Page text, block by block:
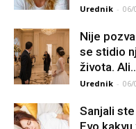
Urednik - 06/
Nije
se stidio
života.
Urednik - 06/
Sanjali
Evo